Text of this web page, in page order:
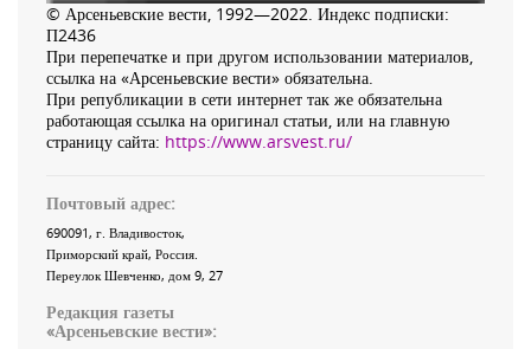
© Арсеньевские вести, 1992—2022. Индекс подписки:
П2436
При перепечатке и при другом использовании материалов,
ссылка на «Арсеньевские вести» обязательна.
При републикации в сети интернет так же обязательна
работающая ссылка на оригинал статьи, или на главную
страницу сайта: https://www.arsvest.ru/
Почтовый адрес:
690091, г. Владивосток,
Приморский край, Россия
Переулок Шевченко, дом 9, 27
Редакция газеты
«Арсеньевские вести»: